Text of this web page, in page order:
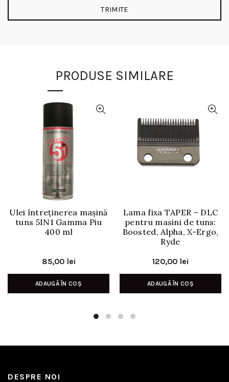
PRODUSE SIMILARE
Ulei întreținerea mașină
tuns 5IN1 Gamma Piu
400 ml
85,00 lei
ADAUGĂ ÎN COȘ
Lama fixa TAPER – DLC
pentru masini de tuns:
Boosted, Alpha, X-Ergo,
Ryde
120,00 lei
ADAUGĂ ÎN COȘ
DESPRE NOI